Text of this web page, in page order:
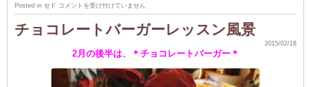
Posted in セド パ
パ
室
コメントを受け付けていません
チョコレートバーガーレッスン風景
2015/02/18
2月の後半は、＊チョコレートバーガー＊